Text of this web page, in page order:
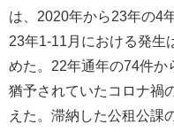
は、2020年から23年の4
23年1-11月における発生
めた。22年通年の74件か
猶予されていたコロナ禍
えた。滞納した公租公課